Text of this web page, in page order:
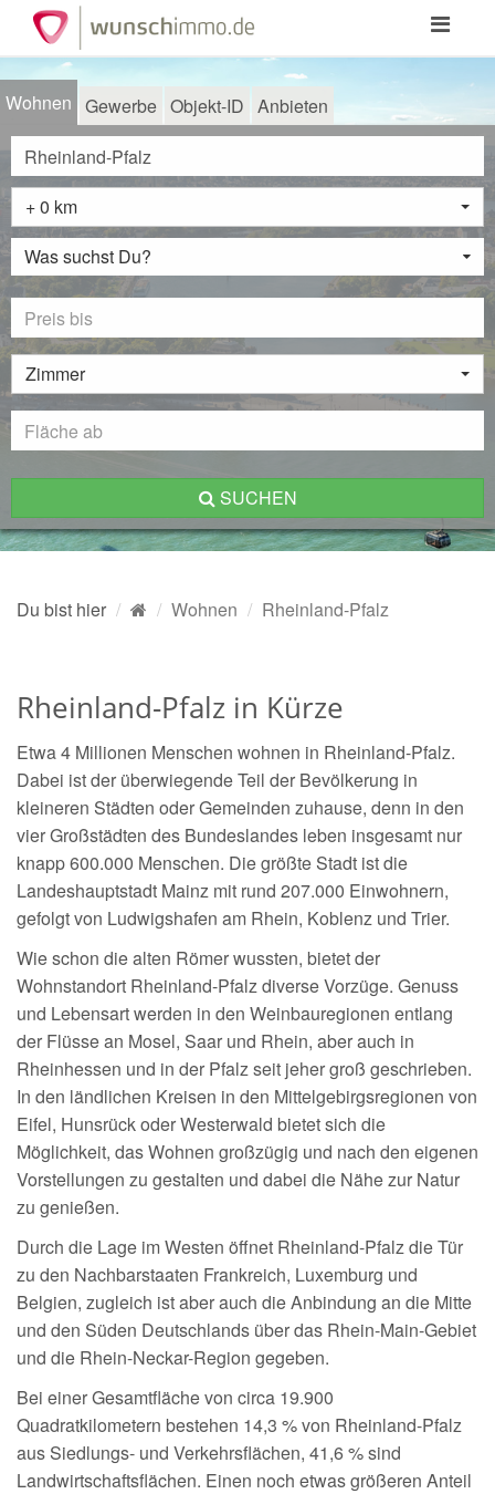
Toggle
Wohnen Gewerbe Objekt-ID Anbieten
+ 0 km
Was suchst Du?
Zimmer
SUCHEN
Du bist hier Wohnen Rheinland-Pfalz
Rheinland-Pfalz in Kürze
Etwa 4 Millionen Menschen wohnen in Rheinland-Pfalz.
Dabei ist der überwiegende Teil der Bevölkerung in
kleineren Städten oder Gemeinden zuhause, denn in den
vier Großstädten des Bundeslandes leben insgesamt nur
knapp 600.000 Menschen. Die größte Stadt ist die
Landeshauptstadt Mainz mit rund 207.000 Einwohnern,
gefolgt von Ludwigshafen am Rhein, Koblenz und Trier.
Wie schon die alten Römer wussten, bietet der
Wohnstandort Rheinland-Pfalz diverse Vorzüge. Genuss
und Lebensart werden in den Weinbauregionen entlang
der Flüsse an Mosel, Saar und Rhein, aber auch in
Rheinhessen und in der Pfalz seit jeher groß geschrieben.
In den ländlichen Kreisen in den Mittelgebirgsregionen von
Eifel, Hunsrück oder Westerwald bietet sich die
Möglichkeit, das Wohnen großzügig und nach den eigenen
Vorstellungen zu gestalten und dabei die Nähe zur Natur
zu genießen.
Durch die Lage im Westen öffnet Rheinland-Pfalz die Tür
zu den Nachbarstaaten Frankreich, Luxemburg und
Belgien, zugleich ist aber auch die Anbindung an die Mitte
und den Süden Deutschlands über das Rhein-Main-Gebiet
und die Rhein-Neckar-Region gegeben.
Bei einer Gesamtfläche von circa 19.900
Quadratkilometern bestehen 14,3 % von Rheinland-Pfalz
aus Siedlungs- und Verkehrsflächen, 41,6 % sind
Landwirtschaftsflächen. Einen noch etwas größeren Anteil